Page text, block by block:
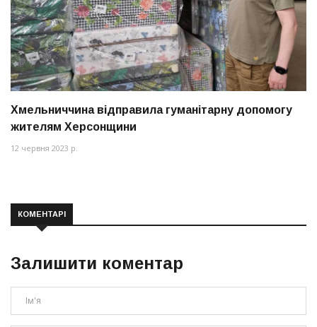
Хмельниччина відправила гуманітарну допомогу
жителям Херсонщини
12 червня 2023 р.
КОМЕНТАРІ
Залишити коментар